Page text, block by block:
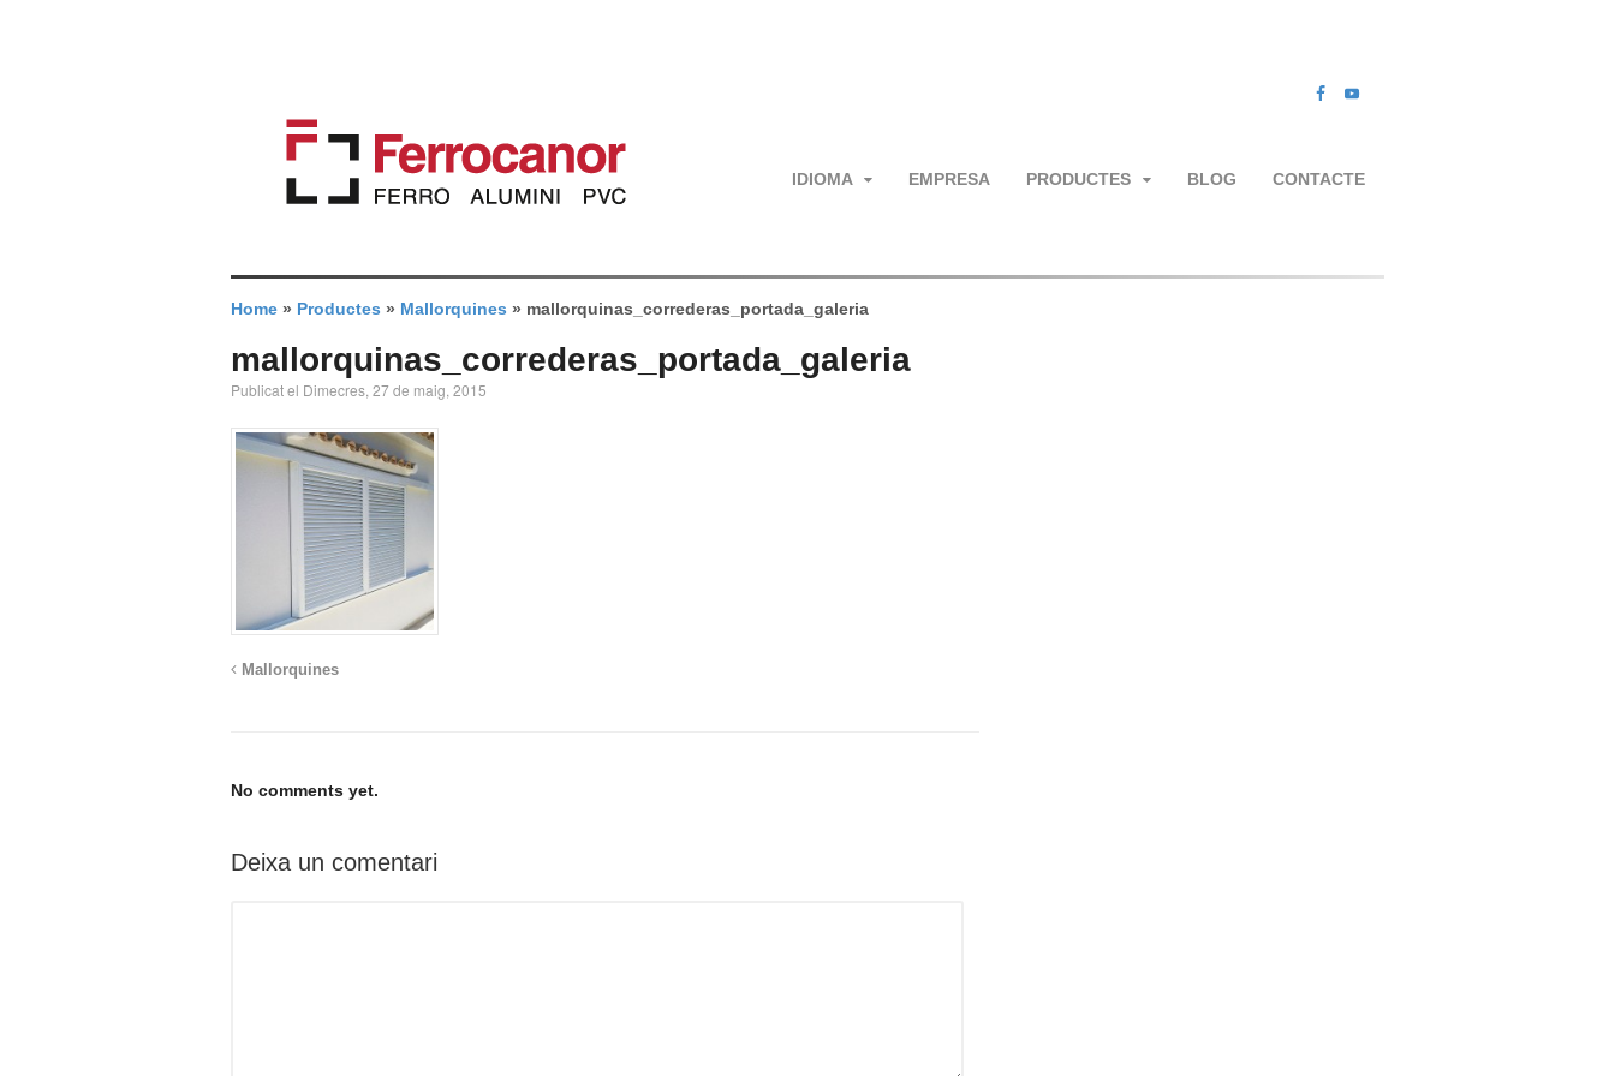
IDIOMA EMPRESA PRODUCTES BLOG CONTACTE
Home » Productes » Mallorquines » mallorquinas_correderas_portada_galeria
mallorquinas_correderas_portada_galeria
Publicat el Dimecres, 27 de maig, 2015
Mallorquines
No comments yet.
Deixa un comentari